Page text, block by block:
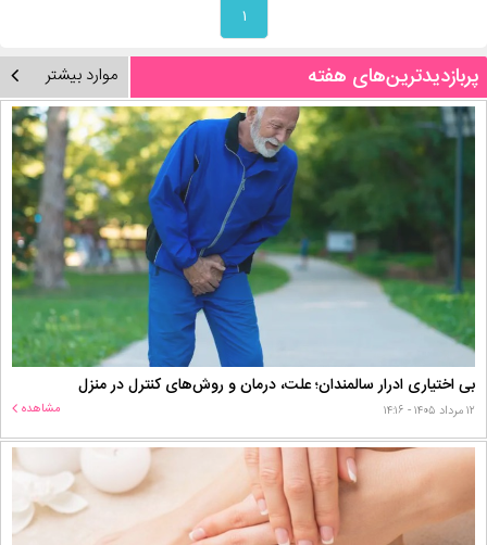
۱
پربازدیدترین‌های هفته موارد بیشتر
بی اختیاری ادرار سالمندان؛ علت، درمان و روش‌های کنترل در منزل
۱۲ مرداد ۱۴۰۵ - ۱۴:۱۶ مشاهده